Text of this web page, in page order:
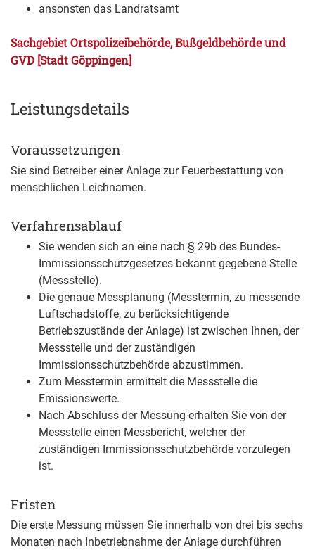
ansonsten das Landratsamt
Sachgebiet Ortspolizeibehörde, Bußgeldbehörde und
GVD [Stadt Göppingen]
Leistungsdetails
Voraussetzungen
Sie sind Betreiber einer Anlage zur Feuerbestattung von
menschlichen Leichnamen.
Verfahrensablauf
Sie wenden sich an eine nach § 29b des Bundes-
Immissionsschutzgesetzes bekannt gegebene Stelle
(Messstelle).
Die genaue Messplanung (Messtermin, zu messende
Luftschadstoffe, zu berücksichtigende
Betriebszustände der Anlage) ist zwischen Ihnen, der
Messstelle und der zuständigen
Immissionsschutzbehörde abzustimmen.
Zum Messtermin ermittelt die Messstelle die
Emissionswerte.
Nach Abschluss der Messung erhalten Sie von der
Messstelle einen Messbericht, welcher der
zuständigen Immissionsschutzbehörde vorzulegen
ist.
Fristen
Die erste Messung müssen Sie innerhalb von drei bis sechs
Monaten nach Inbetriebnahme der Anlage durchführen